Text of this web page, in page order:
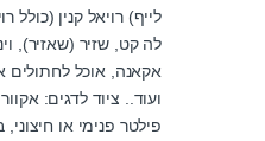
לייף) רויאל קנין (כולל
לה קט, שזיר (שאזיר),
אקאנה, אוכל לחתולים
ועוד.. ציוד לדגים:
פילטר פנימי או חיצוני,